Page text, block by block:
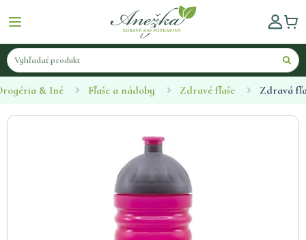
& Iné Fľaše a nádoby Zdravé fľaše Zdravá